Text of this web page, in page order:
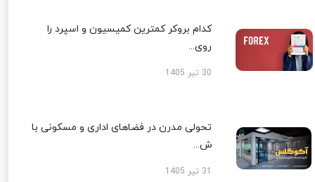
کدام بروکر کمترین کمیسیون و اسپرد را
روی...
30 تیر 1405
تحولی مدرن در فضاهای اداری و مسکونی با
ش...